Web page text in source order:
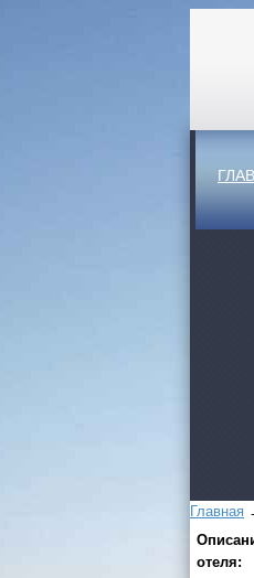
Главная
отеля: